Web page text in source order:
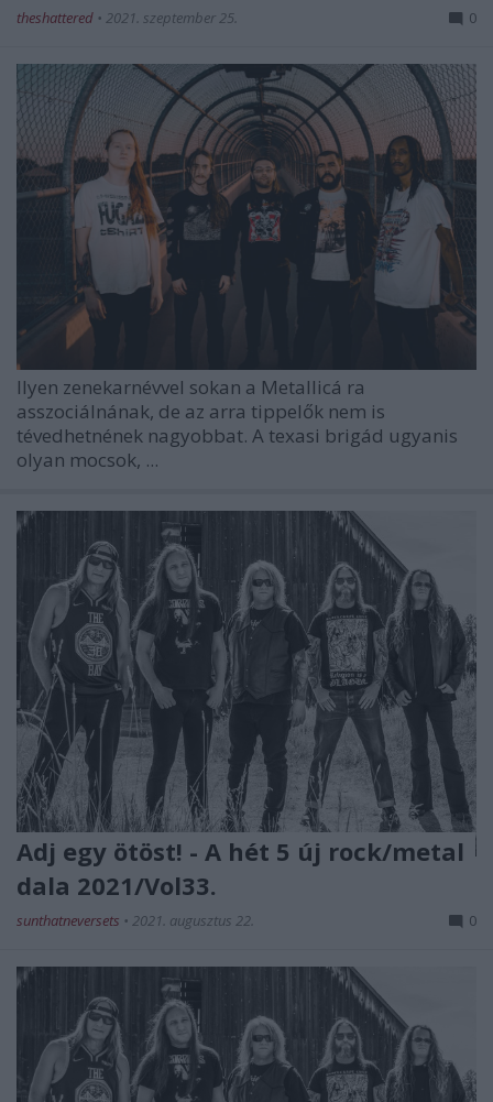
theshattered • 2021. szeptember 25. 0
Ilyen zenekarnévvel sokan a Metallicá ra
asszociálnának, de az arra tippelők nem is
tévedhetnének nagyobbat. A texasi brigád ugyanis
olyan mocsok, ...
Adj egy ötöst! - A hét 5 új rock/metal
dala 2021/Vol33.
sunthatneversets • 2021. augusztus 22. 0